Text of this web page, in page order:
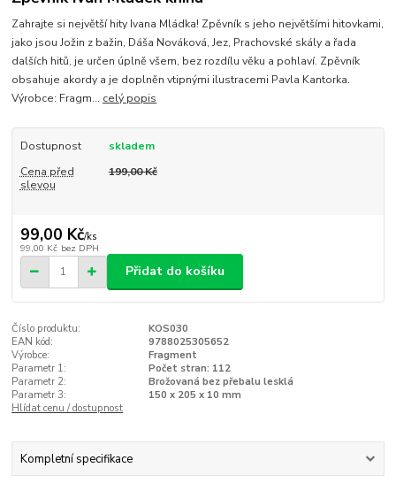
Zahrajte si největší hity Ivana Mládka! Zpěvník s jeho největšími hitovkami,
jako jsou Jožin z bažin, Dáša Nováková, Jez, Prachovské skály a řada
dalších hitů, je určen úplně všem, bez rozdílu věku a pohlaví. Zpěvník
obsahuje akordy a je doplněn vtipnými ilustracemi Pavla Kantorka.
Výrobce: Fragm... celý popis
Dostupnost
skladem
Cena před
slevou
199,00 Kč
99,00 Kč/ks
99,00 Kč bez DPH
Přidat do košíku
Číslo produktu:
KOS030
EAN kód:
9788025305652
Výrobce:
Fragment
Parametr 1:
Počet stran: 112
Parametr 2:
Brožovaná bez přebalu lesklá
Parametr 3:
150 x 205 x 10 mm
Hlídat cenu / dostupnost
Kompletní specifikace